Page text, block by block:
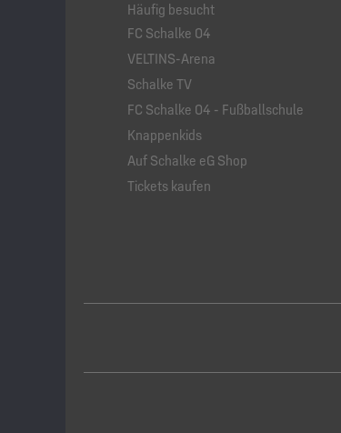
Häufig besucht
FC Schalke 04
VELTINS-Arena
Schalke TV
FC Schalke 04 - Fußballschule
Knappenkids
Auf Schalke eG Shop
Tickets kaufen